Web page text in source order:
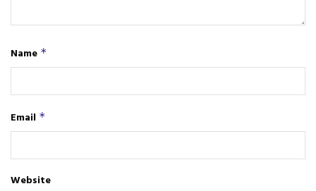
Name *
Email *
Website